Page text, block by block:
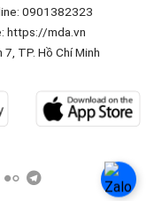
0901382323
https://mda.vn
TP. Hồ Chí Minh